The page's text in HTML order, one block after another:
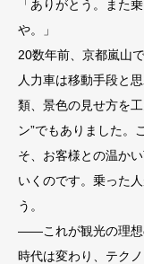
「ありがとう。また
や。」
20数年前、京都嵐山
人力車は移動手段と
類、景色の見せ方を
ン”でもありました。
そ、お客様との温か
いくのです。乗った
う。
——これが観光の理想
時代は変わり、テク